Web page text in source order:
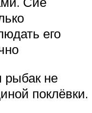
его
не
поклёвки.